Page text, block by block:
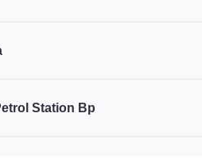
Station Bp